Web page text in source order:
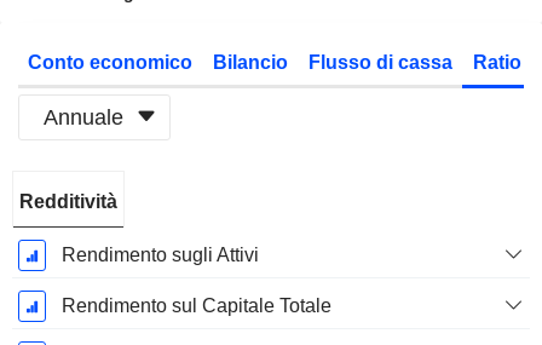
Conto economico Bilancio Flusso di cassa Ratio
Annuale
Fiscale:
Dicembre
Redditività
Rendimento sugli Attivi
Rendimento sul Capitale Totale